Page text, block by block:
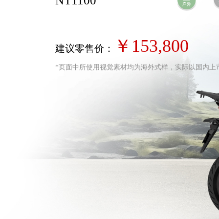
建议零售价： ￥153,800
*页面中所使用视觉素材均为海外式样，实际以国内上